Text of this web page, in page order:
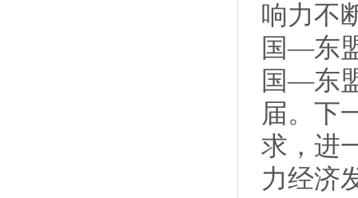
响力不
国—东
国—东
届。下
求，进
力经济